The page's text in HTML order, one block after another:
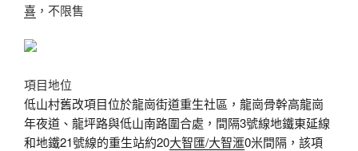
喜 ，不限售
項目地位
低山村舊改項目位於龍崗街道重生社區，龍崗骨幹高龍崗
年夜道、龍坪路與低山南路圍合處，間隔3號線地鐵東延線
和地鐵21號線的重生站約20大智匯/大智滙0米間隔，該項